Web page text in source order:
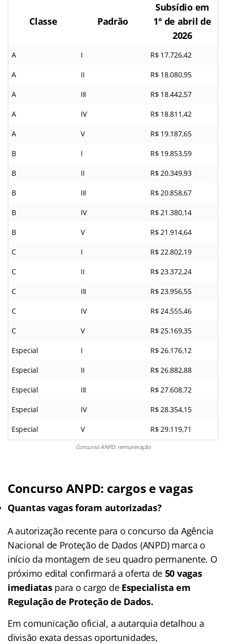
Classe Padrão
Subsídio em
1º de abril de
2026
A I R$ 17.726,42
A II R$ 18.080,95
A III R$ 18.442,57
A IV R$ 18.811,42
A V R$ 19.187,65
B I R$ 19.853,59
B II R$ 20.349,93
B III R$ 20.858,67
B IV R$ 21.380,14
B V R$ 21.914,64
C I R$ 22.802,19
C II R$ 23.372,24
C III R$ 23.956,55
C IV R$ 24.555,46
C V R$ 25.169,35
Especial I R$ 26.176,12
Especial II R$ 26.882,88
Especial III R$ 27.608,72
Especial IV R$ 28.354,15
Especial V R$ 29.119,71
Concurso ANPD: remuneração
Concurso ANPD: cargos e vagas
Quantas vagas foram autorizadas?
A autorização recente para o concurso da Agência
Nacional de Proteção de Dados (ANPD) marca o
início da montagem de seu quadro permanente. O
próximo edital confirmará a oferta de 50 vagas
imediataspara o cargo de Especialista em
Regulação de Proteção de Dados.
Em comunicação oficial, a autarquia detalhou a
divisão exata dessas oportunidades,